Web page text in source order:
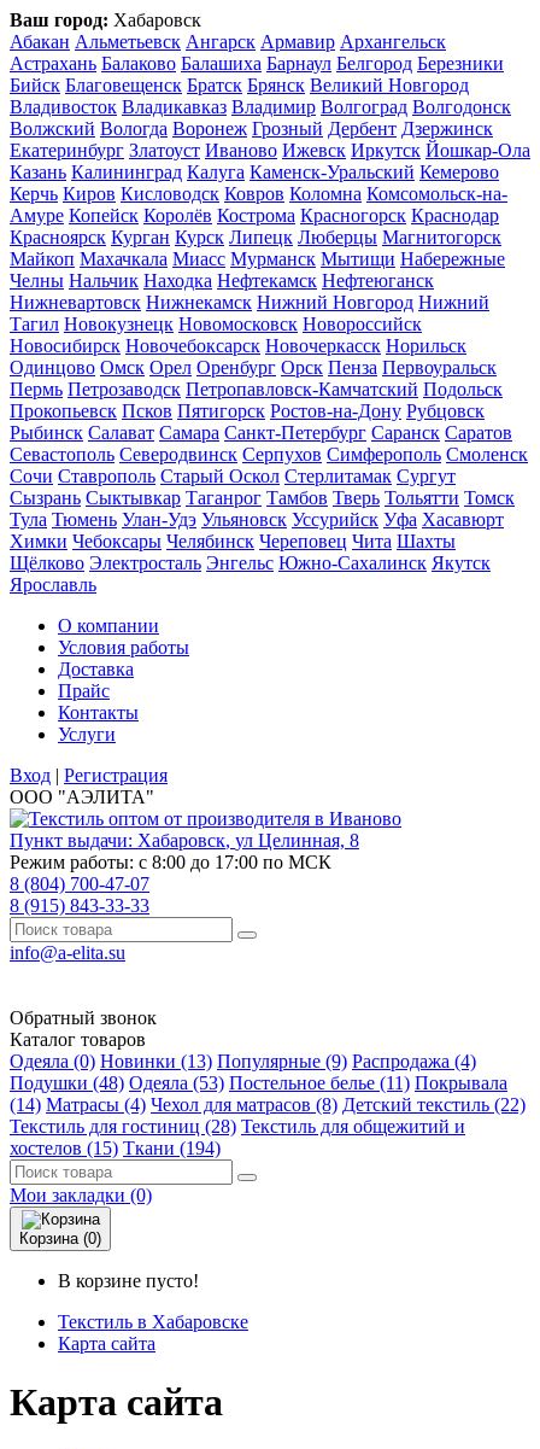
Ваш город: Хабаровск
Абакан Альметьевск Ангарск Армавир Архангельск
Астрахань Балаково Балашиха Барнаул Белгород Березники
Бийск Благовещенск Братск Брянск Великий Новгород
Владивосток Владикавказ Владимир Волгоград Волгодонск
Волжский Вологда Воронеж Грозный Дербент Дзержинск
Екатеринбург Златоуст Иваново Ижевск Иркутск Йошкар-Ола
Казань Калининград Калуга Каменск-Уральский Кемерово
Керчь Киров Кисловодск Ковров Коломна Комсомольск-на-
Амуре Копейск Королёв Кострома Красногорск Краснодар
Красноярск Курган Курск Липецк Люберцы Магнитогорск
Майкоп Махачкала Миасс Мурманск Мытищи Набережные
Челны Нальчик Находка Нефтекамск Нефтеюганск
Нижневартовск Нижнекамск Нижний Новгород Нижний
Тагил Новокузнецк Новомосковск Новороссийск
Новосибирск Новочебоксарск Новочеркасск Норильск
Одинцово Омск Орел Оренбург Орск Пенза Первоуральск
Пермь Петрозаводск Петропавловск-Камчатский Подольск
Прокопьевск Псков Пятигорск Ростов-на-Дону Рубцовск
Рыбинск Салават Самара Санкт-Петербург Саранск Саратов
Севастополь Северодвинск Серпухов Симферополь Смоленск
Сочи Ставрополь Старый Оскол Стерлитамак Сургут
Сызрань Сыктывкар Таганрог Тамбов Тверь Тольятти Томск
Тула Тюмень Улан-Удэ Ульяновск Уссурийск Уфа Хасавюрт
Химки Чебоксары Челябинск Череповец Чита Шахты
Щёлково Электросталь Энгельс Южно-Сахалинск Якутск
Ярославль
О компании
Условия работы
Доставка
Прайс
Контакты
Услуги
Вход | Регистрация
ООО "АЭЛИТА"
Пункт выдачи: Хабаровск, ул Целинная, 8
Режим работы: с 8:00 до 17:00 по МСК
8 (804) 700-47-07
8 (915) 843-33-33
info@a-elita.su
Обратный звонок
Каталог товаров
Одеяла (0) Новинки (13) Популярные (9) Распродажа (4)
Подушки (48) Одеяла (53) Постельное белье (11) Покрывала
(14) Матрасы (4) Чехол для матрасов (8) Детский текстиль (22)
Текстиль для гостиниц (28) Текстиль для общежитий и
хостелов (15) Ткани (194)
Мои закладки (0)
Корзина (0)
В корзине пусто!
Текстиль в Хабаровске
Карта сайта
Карта сайта